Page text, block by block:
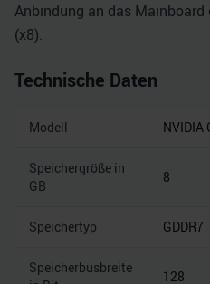
Anbindung an das Mainboard
(x8).
Technische Daten
Modell NVIDIA
Speichergröße in
GB
8
Speichertyp GDDR7
Speicherbusbreite
128